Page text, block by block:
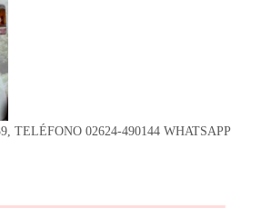
TELÉFONO 02624-490144 WHATSAPP